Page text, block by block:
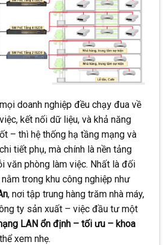
doanh nghiệp đều chạy đua về
kết nối dữ liệu, và khả năng
– thì hệ thống hạ tầng mạng và
tiết phụ, mà chính là nền tảng
văn phòng làm việc. Nhất là đối
trong khu công nghiệp như
, nơi tập trung hàng trăm nhà máy,
ty sản xuất – việc đầu tư một
LAN ổn định – tối ưu – khoa
xem nhẹ.